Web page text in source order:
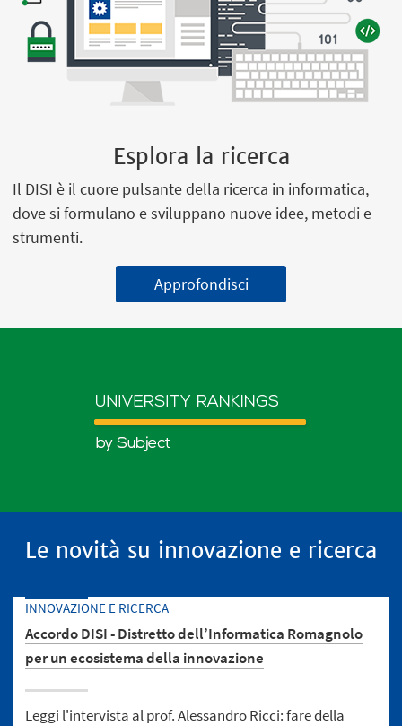
Esplora la ricerca
Il DISI è il cuore pulsante della ricerca in informatica,
dove si formulano e sviluppano nuove idee, metodi e
strumenti.
Approfondisci
Le novità su innovazione e ricerca
INNOVAZIONE E RICERCA
Accordo DISI - Distretto dell’Informatica Romagnolo
per un ecosistema della innovazione
Leggi l'intervista al prof. Alessandro Ricci: fare della